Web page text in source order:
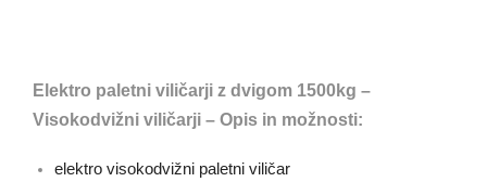
Elektro paletni viličarji z dvigom 1500kg –
Visokodvižni viličarji – Opis in možnosti:
elektro visokodvižni paletni viličar